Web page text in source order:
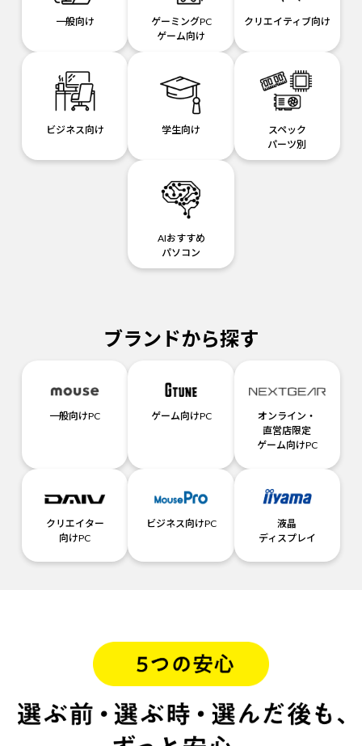
一般向け
ゲーミングPC
ゲーム向け
クリエイティブ向け
ビジネス向け 学生向け
スペック
パーツ別
AIおすすめ
パソコン
ブランドから探す
一般向けPC ゲーム向けPC
オンライン・
直営店限定
ゲーム向けPC
クリエイター
向けPC
ビジネス向けPC
液晶
ディスプレイ